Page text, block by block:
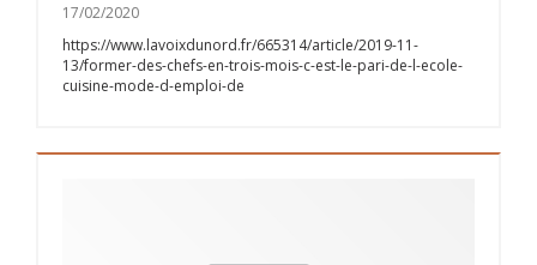
17/02/2020
https://www.lavoixdunord.fr/665314/article/2019-11-
13/former-des-chefs-en-trois-mois-c-est-le-pari-de-l-ecole-
cuisine-mode-d-emploi-de